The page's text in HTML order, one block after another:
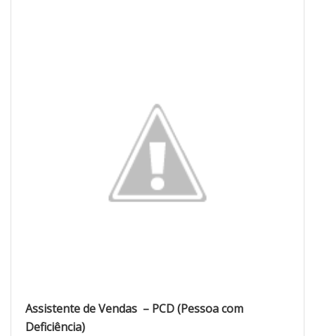
Assistente de Vendas – PCD (Pessoa com
Deficiência)